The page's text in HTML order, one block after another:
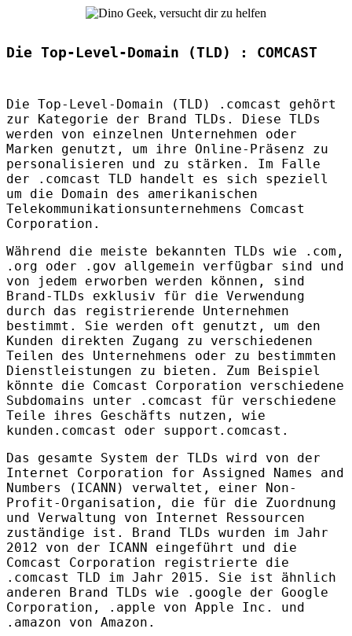
Die Top-Level-Domain (TLD) : COMCAST
Die Top-Level-Domain (TLD ) .comcast gehört
zur Kategorie der Brand TLDs. Diese TLDs
werden von einzelnen Unternehmen oder
Marken genutzt, um ihre Online-Präsenz zu
personalisieren und zu stärken. Im Falle
der .comcast TLD handelt es sich speziell
um die Domain des amerikanischen
Telekommunikationsunternehmens Comcast
Corporation.
Während die meiste bekannten TLDs wie .com,
.org oder .gov allgemein verfügbar sind und
von jedem erworben werden können, sind
Brand-TLDs exklusiv für die Verwendung
durch das registrierende Unternehmen
bestimmt. Sie werden oft genutzt, um den
Kunden direkten Zugang zu verschiedenen
Teilen des Unternehmens oder zu bestimmten
Dienstleistungen zu bieten. Zum Beispiel
könnte die Comcast Corporation verschiedene
Subdomains unter .comcast für verschiedene
Teile ihres Geschäfts nutzen, wie
kunden.comcast oder support.comcast.
Das gesamte System der TLDs wird von der
Internet Corporation for Assigned Names and
Numbers ( ICANN ) verwaltet, einer Non-
Profit-Organisation, die für die Zuordnung
und Verwaltung von Internet Ressourcen
zuständige ist. Brand TLDs wurden im Jahr
2012 von der ICANN eingeführt und die
Comcast Corporation registrierte die
.comcast TLD im Jahr 2015. Sie ist ähnlich
anderen Brand TLDs wie .google der Google
Corporation, .apple von Apple Inc. und
.amazon von Amazon.